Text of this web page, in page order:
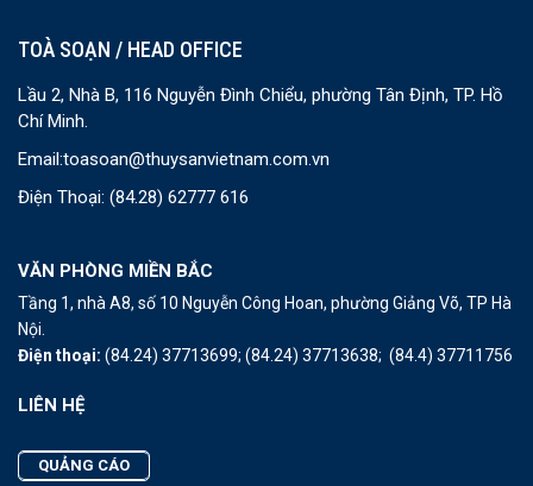
TOÀ SOẠN / HEAD OFFICE
Lầu 2, Nhà B, 116 Nguyễn Đình Chiểu, phường Tân Định, TP. Hồ
Chí Minh.
Email:toasoan@thuysanvietnam.com.vn
Điện Thoại: (84.28) 62777 616
VĂN PHÒNG MIỀN BẮC
Tầng 1, nhà A8, số 10 Nguyễn Công Hoan, phường Giảng Võ, TP Hà
Nội.
Điện thoại: (84.24) 37713699; (84.24) 37713638; (84.4) 37711756
LIÊN HỆ
QUẢNG CÁO